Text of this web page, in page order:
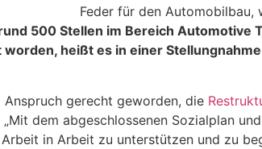
500 Stellen im Bereich
heißt es in einer
gerecht geworden, die
dem abgeschlossenen Sozialplan
in Arbeit zu unterstützen und zu